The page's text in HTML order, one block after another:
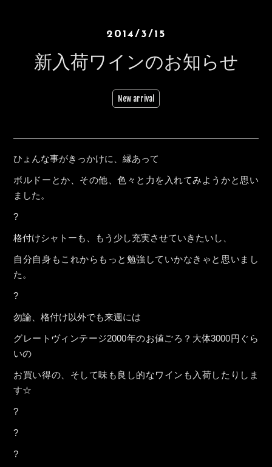
2014/3/15
新入荷ワインのお知らせ
New arrival
ひょんな事がきっかけに、縁あって
ボルドーとか、その他、色々と力を入れてみようかと思い
ました。
?
格付けシャトーも、もう少し充実させていきたいし、
自分自身もこれからもっと勉強していかなきゃと思いまし
た。
?
勿論、格付け以外でも来週には
グレートヴィンテージ2000年のお値ごろ？大体3000円ぐら
いの
お買い得の、そして味も良し的なワインも入荷したりしま
す☆
?
?
?